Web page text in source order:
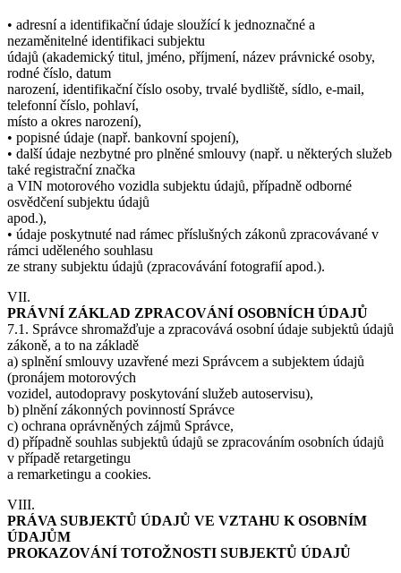
• adresní a identifikační údaje sloužící k jednoznačné a
nezaměnitelné identifikaci subjektu
údajů (akademický titul, jméno, příjmení, název právnické osoby,
rodné číslo, datum
narození, identifikační číslo osoby, trvalé bydliště, sídlo, e-mail,
telefonní číslo, pohlaví,
místo a okres narození),
• popisné údaje (např. bankovní spojení),
• další údaje nezbytné pro plněné smlouvy (např. u některých služeb
také registrační značka
a VIN motorového vozidla subjektu údajů, případně odborné
osvědčení subjektu údajů
apod.),
• údaje poskytnuté nad rámec příslušných zákonů zpracovávané v
rámci uděleného souhlasu
ze strany subjektu údajů (zpracovávání fotografií apod.).
VII.
PRÁVNÍ ZÁKLAD ZPRACOVÁNÍ OSOBNÍCH ÚDAJŮ
7.1. Správce shromažďuje a zpracovává osobní údaje subjektů údajů
zákoně, a to na základě
a) splnění smlouvy uzavřené mezi Správcem a subjektem údajů
(pronájem motorových
vozidel, autodopravy poskytování služeb autoservisu),
b) plnění zákonných povinností Správce
c) ochrana oprávněných zájmů Správce,
d) případně souhlas subjektů údajů se zpracováním osobních údajů
v případě retargetingu
a remarketingu a cookies.
VIII.
PRÁVA SUBJEKTŮ ÚDAJŮ VE VZTAHU K OSOBNÍM
ÚDAJŮM
PROKAZOVÁNÍ TOTOŽNOSTI SUBJEKTŮ ÚDAJŮ